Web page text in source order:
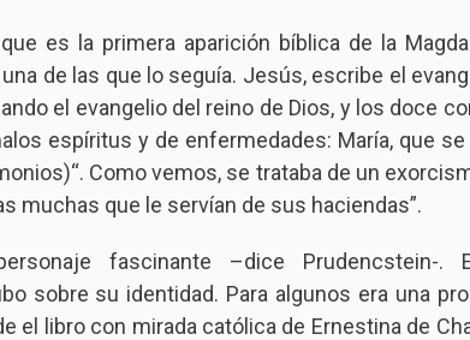
es la primera aparición bíblica de la
de las que lo seguía. Jesús, escribe el
el evangelio del reino de Dios, y los doce
espíritus y de enfermedades: María, que se
Como vemos, se trataba de un
muchas que le servían de sus haciendas”.
fascinante –dice Prudencstein-.
sobre su identidad. Para algunos era una
el libro con mirada católica de Ernestina de